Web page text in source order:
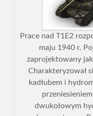
Prace nad T1E2
maju 1940 r.
zaprojektowany
Charakteryzował
kadłubem i
dwukołowym